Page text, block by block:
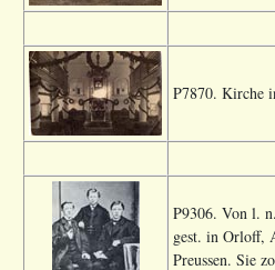
P7870. Kirche
P9306. Von l.
gest. in Orloff,
Preussen. Sie